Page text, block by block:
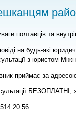
полтавців та
на будь-які
з юристом
приймає за
БЕЗОПЛАТНІ,
20 56.